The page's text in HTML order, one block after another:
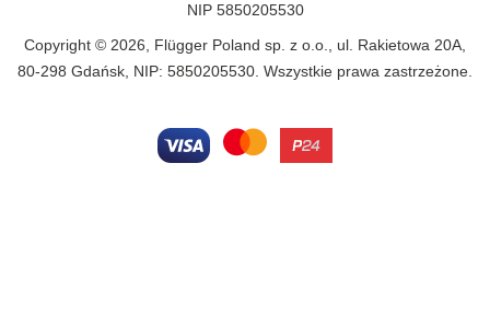
NIP 5850205530
Copyright © 2026, Flügger Poland sp. z o.o., ul. Rakietowa 20A,
80-298 Gdańsk, NIP: 5850205530. Wszystkie prawa zastrzeżone.